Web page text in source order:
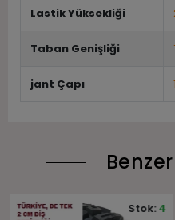
Lastik Yüksekliği
Taban Genişliği
jant Çapı
Stok:4